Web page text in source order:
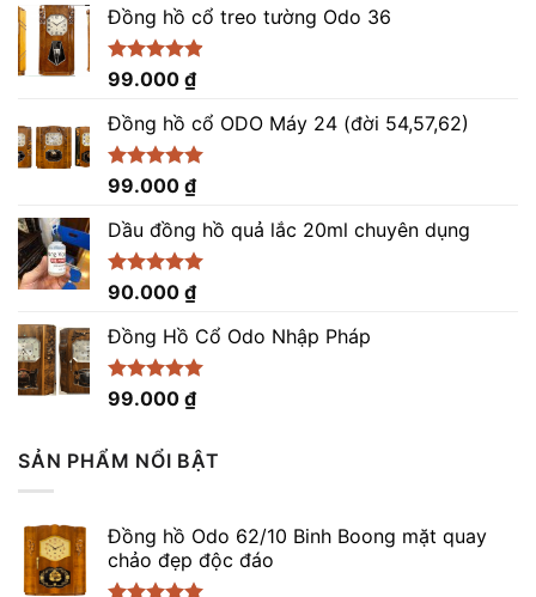
Đồng hồ cổ treo tường Odo 36
Được xếp
4.86
5 sao
99.000 ₫
Đồng hồ cổ ODO Máy 24 (đời 54,57,62)
Được xếp
5.00
5 sao
99.000 ₫
Dầu đồng hồ quả lắc 20ml chuyên dụng
Được xếp
5.00
5 sao
90.000 ₫
Đồng Hồ Cổ Odo Nhập Pháp
Được xếp
4.96
99.000 ₫
SẢN PHẨM NỔI BẬT
Đồng hồ Odo 62/10 Binh Boong mặt quay
chảo đẹp độc đáo